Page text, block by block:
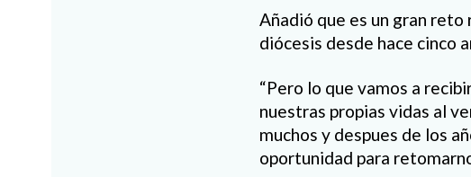
Añadió que es un gran
diócesis desde hace cinco
“Pero lo que vamos a
nuestras propias vidas al
muchos y despues de los
oportunidad para